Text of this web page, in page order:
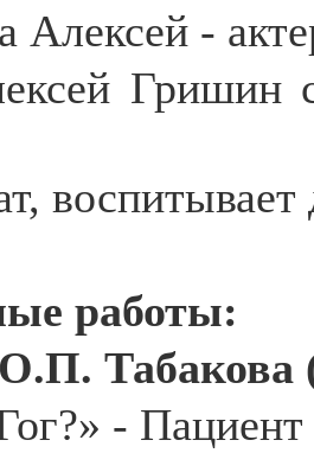
Алексей -
Гришин
воспитывает
работы:
Табакова
- Пациент